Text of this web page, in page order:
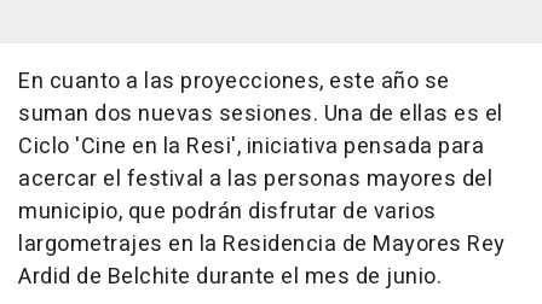
En cuanto a las proyecciones, este año se
suman dos nuevas sesiones. Una de ellas es el
Ciclo 'Cine en la Resi', iniciativa pensada para
acercar el festival a las personas mayores del
municipio, que podrán disfrutar de varios
largometrajes en la Residencia de Mayores Rey
Ardid de Belchite durante el mes de junio.